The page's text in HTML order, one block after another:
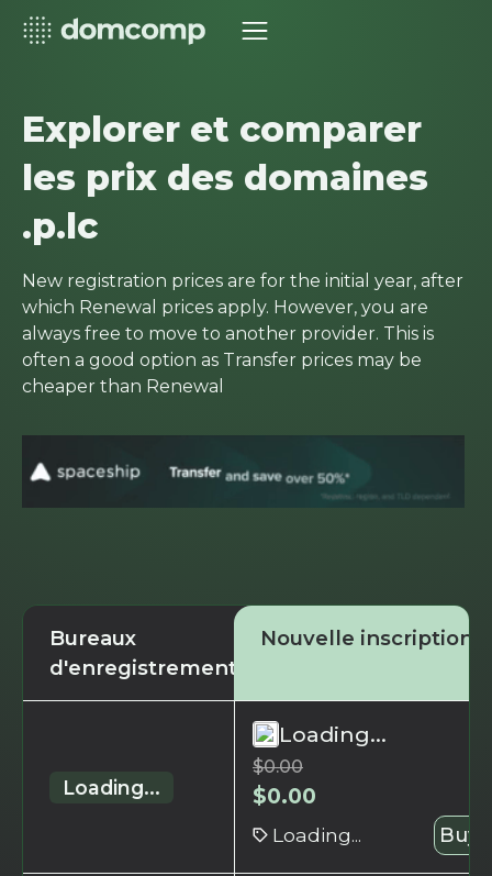
Explorer et comparer
les prix des domaines
.p.lc
New registration prices are for the initial year, after
which Renewal prices apply. However, you are
always free to move to another provider. This is
often a good option as Transfer prices may be
cheaper than Renewal
Bureaux
d'enregistrement
Nouvelle inscription
Loading...
Loading...
$0.00
$0.00
Loading... Buy